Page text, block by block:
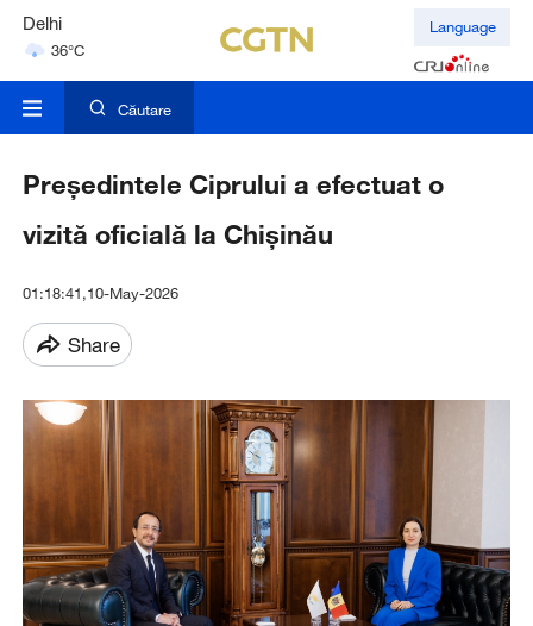
Delhi
36°C
Hyderabad
Language
Căutare
Președintele Ciprului a efectuat o
vizită oficială la Chișinău
01:18:41,10-May-2026
Share